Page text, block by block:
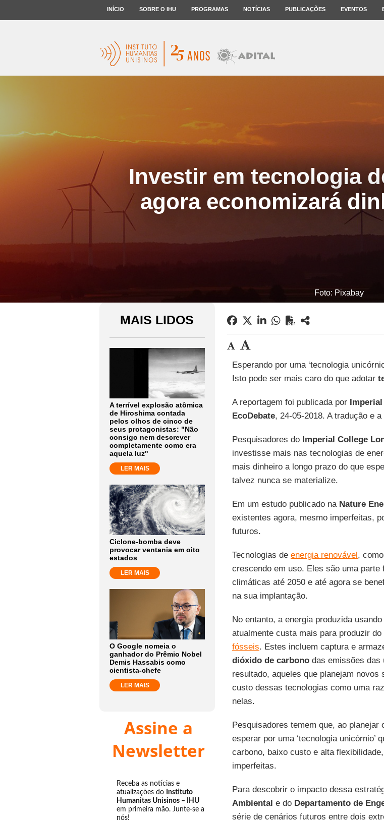
INÍCIO SOBRE O IHU PROGRAMAS NOTÍCIAS PUBLICAÇÕES EVENTOS
Investir em tecnologia
agora economizará
Foto: Pixabay
MAIS LIDOS
A terrível explosão atômica
de Hiroshima contada
pelos olhos de cinco de
seus protagonistas: "Não
consigo nem descrever
completamente como era
aquela luz"
LER MAIS
Ciclone-bomba deve
provocar ventania em oito
estados
LER MAIS
O Google nomeia o
ganhador do Prêmio Nobel
Demis Hassabis como
cientista-chefe
LER MAIS
Assine a
Newsletter
Receba as notícias e
atualizações do Instituto
Humanitas Unisinos – IHU
em primeira mão. Junte-se a
nós!
Esperando por uma ‘tecnologia
Isto pode ser mais caro do que adotar
A reportagem foi publicada por
EcoDebate, 24-05-2018. A tradução e
Pesquisadores do Imperial College
investisse mais nas tecnologias de
mais dinheiro a longo prazo do que
talvez nunca se materialize.
Em um estudo publicado na Nature
existentes agora, mesmo imperfeitas,
futuros.
Tecnologias de energia renovável, como
crescendo em uso. Eles são uma
climáticas até 2050 e até agora se
na sua implantação.
No entanto, a energia produzida
atualmente custa mais para produzir do
fósseis. Estes incluem captura e
dióxido de carbonodas emissões das
resultado, aqueles que planejam
custo dessas tecnologias como uma
nelas.
Pesquisadores temem que, ao
esperar por uma ‘tecnologia unicórnio’
carbono, baixo custo e alta
imperfeitas.
Para descobrir o impacto dessa
Ambiental e do Departamento de
série de cenários futuros entre dois